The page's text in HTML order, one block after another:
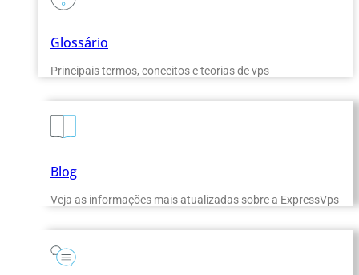
Glossário
Principais termos, conceitos e teorias de vps
Blog
Veja as informações mais atualizadas sobre a ExpressVps